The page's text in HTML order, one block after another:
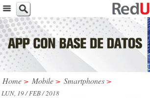
Home > Mobile > Smartphones >
LUN, 19 / FEB / 2018